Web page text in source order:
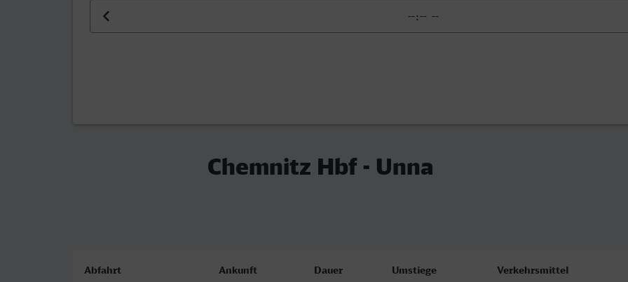
Uhrzeit der Hinfahrt
Chemnitz Hbf - Unna
Abfahrt Ankunft Dauer Umstiege Verkehrsmittel